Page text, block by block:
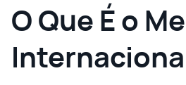
O Que É o